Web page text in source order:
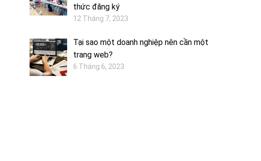
thức đăng ký
12 Tháng 7, 2023
Tại sao một doanh nghiệp nên cần một
trang web?
6 Tháng 6, 2023